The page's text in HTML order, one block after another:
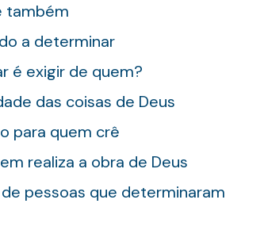
também
a determinar
é exigir de quem?
das coisas de Deus
para quem crê
realiza a obra de Deus
pessoas que determinaram